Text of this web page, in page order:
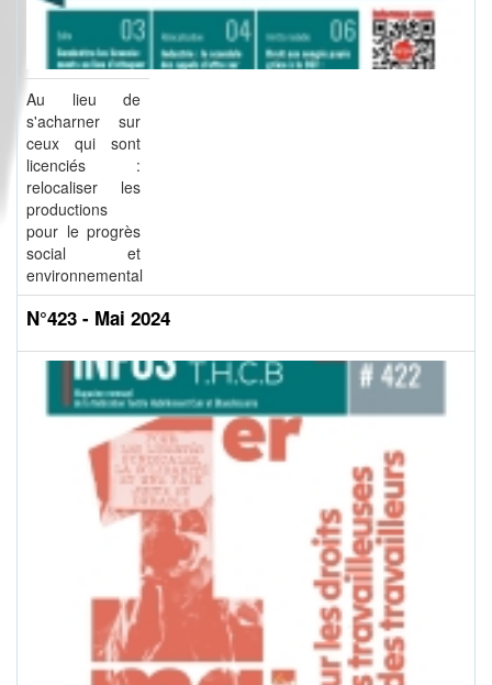
Au lieu de
s'acharner sur
ceux qui sont
licenciés :
relocaliser les
productions
pour le progrès
social et
environnemental
N°423 - Mai 2024